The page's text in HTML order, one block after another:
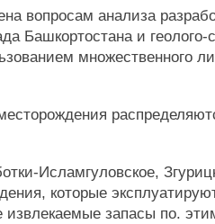
вопросам анализа
Башкортостана и геолого-
множественного
Исламгуловское,
которые
запасы по.